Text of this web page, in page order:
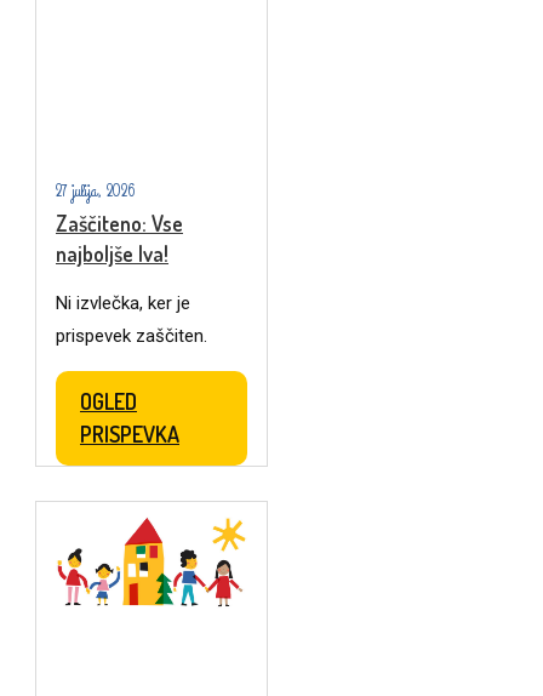
27 julija, 2026
Zaščiteno: Vse
najboljše Iva!
Ni izvlečka, ker je
prispevek zaščiten.
OGLED
PRISPEVKA